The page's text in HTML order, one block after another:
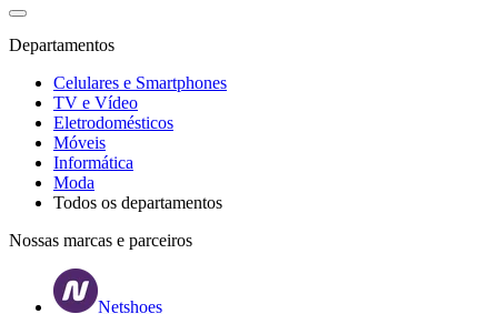
Departamentos
Celulares e Smartphones
TV e Vídeo
Eletrodomésticos
Móveis
Informática
Moda
Todos os departamentos
Nossas marcas e parceiros
Netshoes